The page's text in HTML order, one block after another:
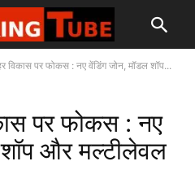
विकास पर फोकस : नए वेंडिंग जोन, मॉडल शॉप...
पर फोकस : नए
और मल्टीलेवल